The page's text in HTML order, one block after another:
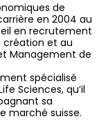
de
en 2004 au
en recrutement
création et au
Management de
spécialisé
Sciences, qu’il
sa
marché suisse.